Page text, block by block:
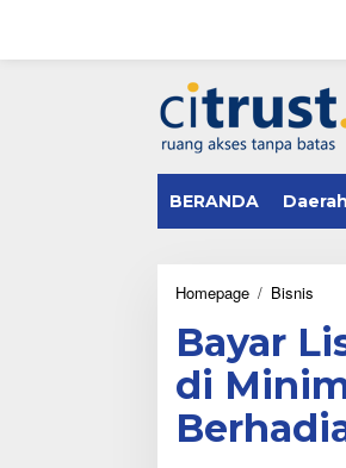
w
BERANDA Daerah
Homepage / Bisnis
a
r
L
i
s
Bayar
di